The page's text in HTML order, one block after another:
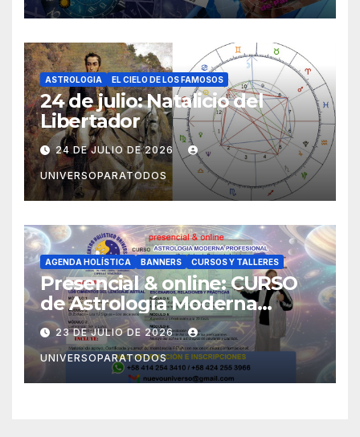
ASTROLOGIA EL CIELO DE LOS FAMOSOS
24 de julio: Natalicio del
Libertador
24 DE JULIO DE 2026
UNIVERSOPARATODOS
AGENDA HOLÍSTICA BANNERS CURSOS Y TALLERES
Presencial & online: CURSO
de Astrología Moderna
Profesional (Orientado a la
Psicoastrología)
23 DE JULIO DE 2026
UNIVERSOPARATODOS